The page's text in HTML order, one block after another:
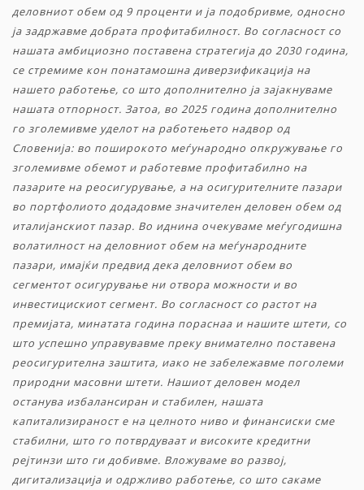
деловниот обем од 9 проценти и ја подобривме, односно
ја задржавме добрата профитабилност. Во согласност со
нашата амбициозно поставена стратегија до 2030 година,
се стремиме кон понатамошна диверзификација на
нашето работење, со што дополнително ја зајакнуваме
нашата отпорност. Затоа, во 2025 година дополнително
го зголемивме уделот на работењето надвор од
Словенија: во поширокото меѓународно опкружување го
зголемивме обемот и работевме профитабилно на
пазарите на реосигурување, а на осигурителните пазари
во портфолиото додадовме значителен деловен обем од
италијанскиот пазар. Во иднина очекуваме меѓугодишна
волатилност на деловниот обем на меѓународните
пазари, имајќи предвид дека деловниот обем во
сегментот осигурување ни отвора можности и во
инвестицискиот сегмент. Во согласност со растот на
премијата, минатата година пораснаа и нашите штети, со
што успешно управувавме преку внимателно поставена
реосигурителна заштита, иако не забележавме поголеми
природни масовни штети. Нашиот деловен модел
останува избалансиран и стабилен, нашата
капитализираност е на целното ниво и финансиски сме
стабилни, што го потврдуваат и високите кредитни
рејтинзи што ги добивме. Вложуваме во развој,
дигитализација и одржливо работење, со што сакаме